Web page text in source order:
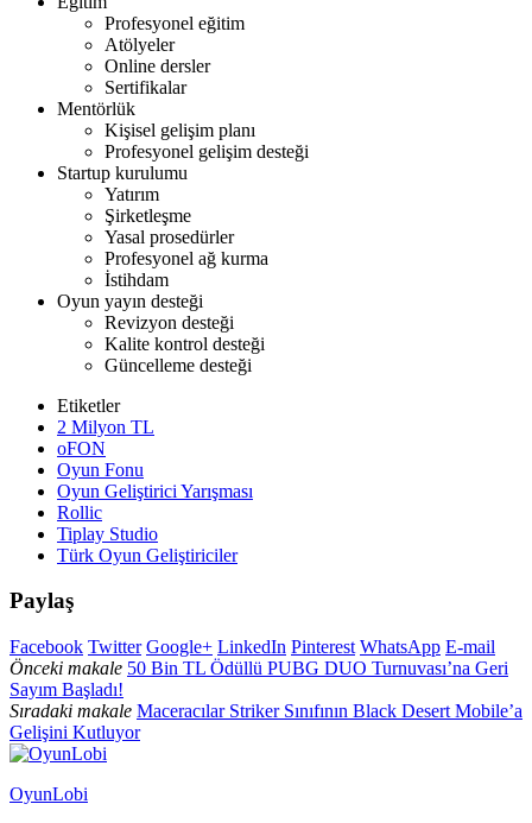
Profesyonel eğitim
Atölyeler
Online dersler
Sertifikalar
Mentörlük
Kişisel gelişim planı
Profesyonel gelişim desteği
Startup kurulumu
Yatırım
Şirketleşme
Yasal prosedürler
Profesyonel ağ kurma
İstihdam
Oyun yayın desteği
Revizyon desteği
Kalite kontrol desteği
Güncelleme desteği
Etiketler
2 Milyon TL
oFON
Oyun Fonu
Oyun Geliştirici Yarışması
Rollic
Tiplay Studio
Türk Oyun Geliştiriciler
Paylaş
Facebook Twitter Google+ LinkedIn Pinterest WhatsApp E-mail
Önceki makale 50 Bin TL Ödüllü PUBG DUO Turnuvası’na Geri
Sayım Başladı!
Sıradaki makale Maceracılar Striker Sınıfının Black Desert Mobile’a
Gelişini Kutluyor
OyunLobi